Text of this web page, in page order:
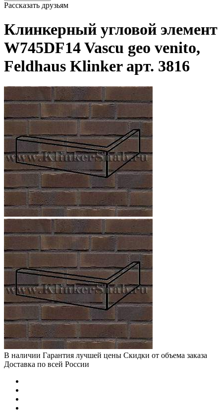
Рассказать друзьям
Клинкерный угловой элемент
W745DF14 Vascu geo venito,
Feldhaus Klinker арт. 3816
В наличии Гарантия лучшей цены Скидки от объема заказа
Доставка по всей России